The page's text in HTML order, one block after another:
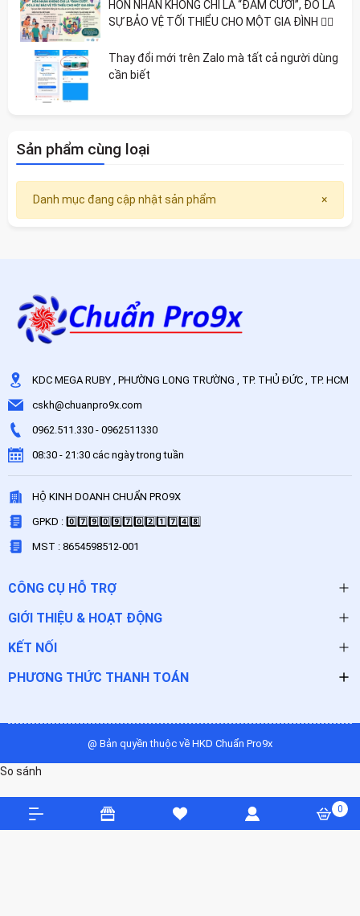
0
HÔN NHÂN KHÔNG CHỈ LÀ “ĐÁM CƯỚI”, ĐÓ LÀ
SỰ BẢO VỆ TỐI THIỂU CHO MỘT GIA ĐÌNH 🏳️‍🌈
Thay đổi mới trên Zalo mà tất cả người dùng
cần biết
Sản phẩm cùng loại
×
Danh mục đang cập nhật sản phẩm
KDC MEGA RUBY , PHƯỜNG LONG TRƯỜNG , TP. THỦ ĐỨC , TP. HCM
cskh@chuanpro9x.com
0962.511.330 - 0962511330
08:30 - 21:30 các ngày trong tuần
HỘ KINH DOANH CHUẨN PRO9X
GPKD : 0️⃣7️⃣9️⃣0️⃣9️⃣7️⃣0️⃣2️⃣1️⃣7️⃣4️⃣8️⃣
MST : 8654598512-001
CÔNG CỤ HỖ TRỢ
GIỚI THIỆU & HOẠT ĐỘNG
KẾT NỐI
PHƯƠNG THỨC THANH TOÁN
@ Bản quyền thuộc về HKD Chuẩn Pro9x
So sánh